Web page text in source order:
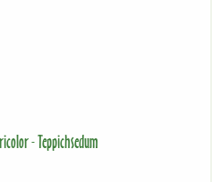
- Teppichsedum